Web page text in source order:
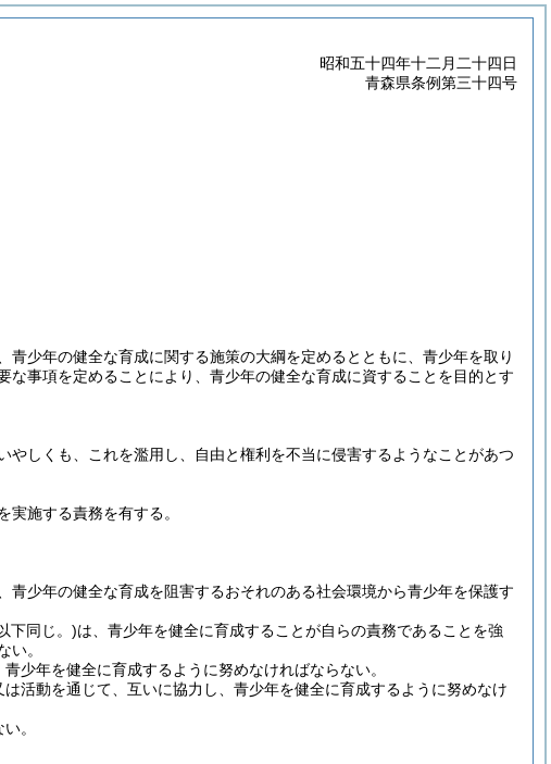
昭和五十四年十二月二十四日
青森県条例第三十四号
少年の健全な育成に関する施策の大綱を定めるとともに、青少年を取り
事項を定めることにより、青少年の健全な育成に資することを目的とす
しくも、これを濫用し、自由と権利を不当に侵害するようなことがあつ
施する責務を有する。
少年の健全な育成を阻害するおそれのある社会環境から青少年を保護す
下同じ。)は、青少年を健全に育成することが自らの責務であることを強
い。
少年を健全に育成するように努めなければならない。
活動を通じて、互いに協力し、青少年を健全に育成するように努めなけ
。